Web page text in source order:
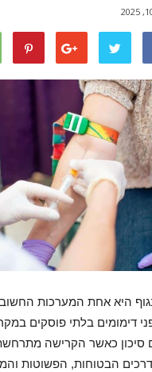
היא אחת המערכות
דימומים בלתי פוסקים
סיכון כאשר הקרישה
הבטוחות, הפשוטות